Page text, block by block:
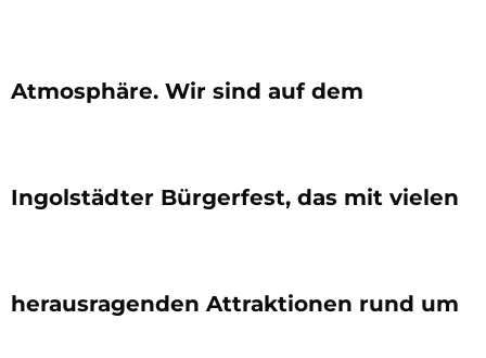
Atmosphäre. Wir sind auf dem
Ingolstädter Bürgerfest, das mit vielen
herausragenden Attraktionen rund um